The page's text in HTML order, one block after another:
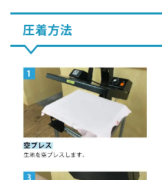
圧着方法